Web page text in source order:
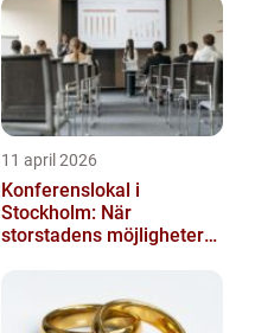
11 april 2026
Konferenslokal i
Stockholm: När
storstadens möjligheter